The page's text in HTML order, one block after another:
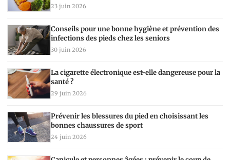
23 juin 2026
Conseils pour une bonne hygiène et prévention des
infections des pieds chez les seniors
30 juin 2026
La cigarette électronique est-elle dangereuse pour la
santé ?
29 juin 2026
Prévenir les blessures du pied en choisissant les
bonnes chaussures de sport
24 juin 2026